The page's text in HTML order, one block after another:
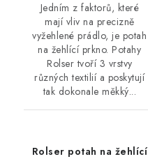
Jedním z faktorů, které
mají vliv na precizně
vyžehlené prádlo, je potah
na žehlící prkno. Potahy
Rolser tvoří 3 vrstvy
různých textilií a poskytují
tak dokonale měkký...
Rolser potah na žehlící